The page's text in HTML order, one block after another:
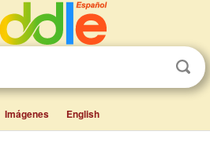
Imágenes English